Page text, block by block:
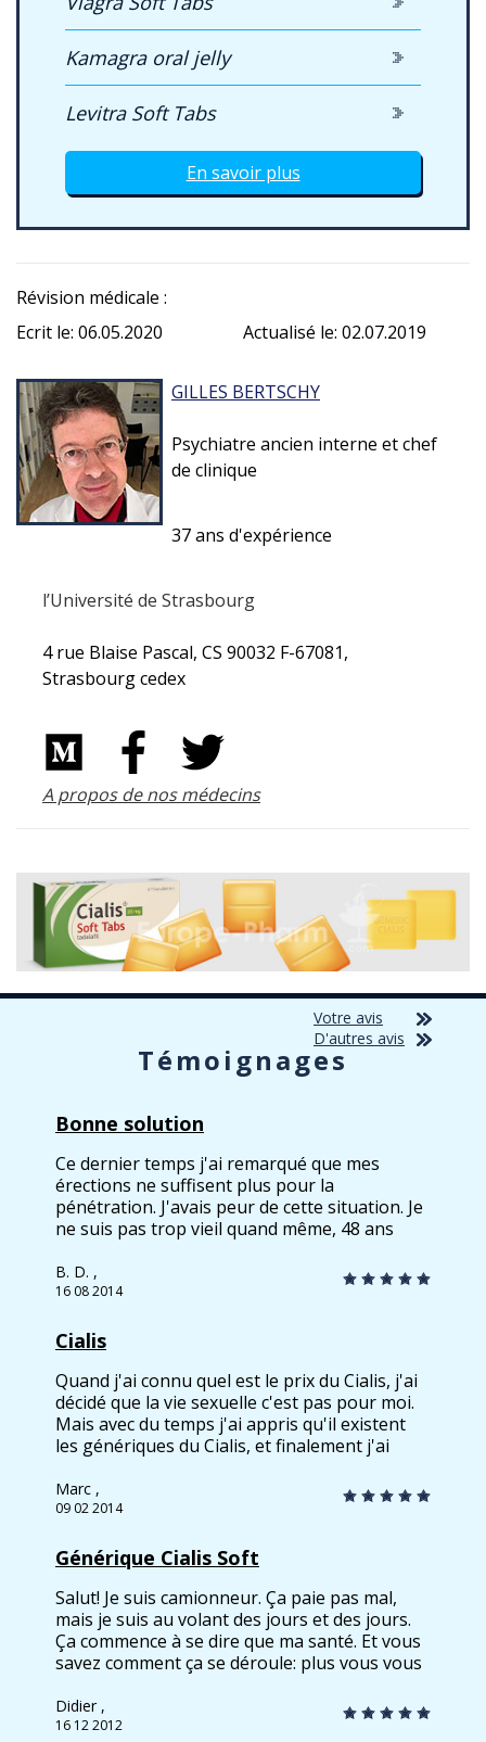
Kamagra oral jelly
Levitra Soft Tabs
En savoir plus
Révision médicale :
Ecrit le: 06.05.2020
Actualisé le: 02.07.2019
GILLES BERTSCHY
Psychiatre ancien interne et chef
de clinique
37 ans d'expérience
l’Université de Strasbourg
4 rue Blaise Pascal, CS 90032 F-67081,
Strasbourg cedex
A propos de nos médecins
Témoignages
Votre avis
D'autres avis
Bonne solution
Ce dernier temps j'ai remarqué que mes
érections ne suffisent plus pour la
pénétration. J'avais peur de cette situation. Je
ne suis pas trop vieil quand même, 48 ans
moyen de sortit de la situation. Je ne pouvais
pas m'adresser aux médecins – j'habite dans
connaît ici. J'ai commencé donc à chercher sur
pharmacie. J'ai choisi cialis soft. Pas de
transformations radicaux, mais au moins ma
puissance de jeunesse est revenue. Ça suffit
déjà pour la vie sexuelle normale. Je sais pas
pour sûr à qui je peux m'adresser. Merci!
B. D. ,
16 08 2014
Cialis
Quand j'ai connu quel est le prix du Cialis, j'ai
décidé que la vie sexuelle c'est pas pour moi.
Mais avec du temps j'ai appris qu'il existent
les génériques du Cialis, et finalement j'ai
C'est un peu coûteux aussi, à vrai dire, mais
pour un tel effet on peut payer. L'efficacité est
jeunesse.
Marc ,
09 02 2014
Générique Cialis Soft
Salut! Je suis camionneur. Ça paie pas mal,
mais je suis au volant des jours et des jours.
Ça commence à se dire que ma santé. Et vous
savez comment ça se déroule: plus vous vous
érection. Finalement j'ai commandé Cialis Soft.
Pas de problème maintenant! Je peux enfin
Didier ,
16 12 2012